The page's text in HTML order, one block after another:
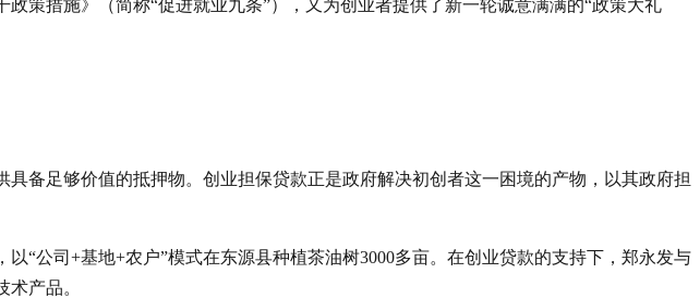
策措施》（简称“促进就业九条”），又为创业者提供了新一轮诚意满满的“政策大礼
备足够价值的抵押物。创业担保贷款正是政府解决初创者这一困境的产物，以其政府担
“公司+基地+农户”模式在东源县种植茶油树3000多亩。在创业贷款的支持下，郑永发与
产品。